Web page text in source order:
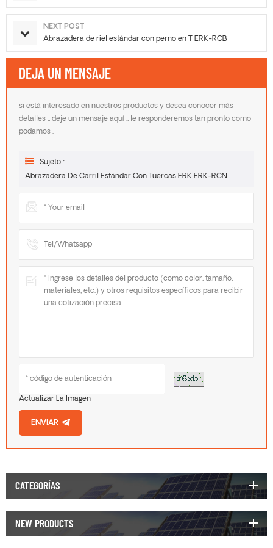
NEXT POST
Abrazadera de riel estándar con perno en T ERK-RCB
DEJA UN MENSAJE
si está interesado en nuestros productos y desea conocer más
detalles ,, deje un mensaje aquí ,, le responderemos tan pronto como
podamos .
Sujeto :
Abrazadera De Carril Estándar Con Tuercas ERK ERK-RCN
Actualizar La Imagen
ENVIAR
CATEGORÍAS
NEW PRODUCTS